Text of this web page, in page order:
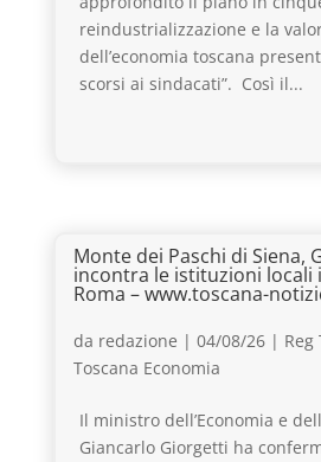
reindustrializzazione e la
dell’economia toscana
scorsi ai sindacati”. Così il...
Monte dei Paschi di Siena,
incontra le istituzioni locali
Roma – www.toscana-
da redazione | 04/08/26| Reg
Toscana Economia
Il ministro dell’Economia e
Giancarlo Giorgetti ha